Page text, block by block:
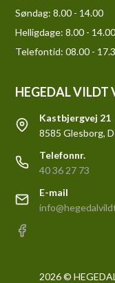
Søndag: 8.00 - 14.00
Helligdage: 8.00 - 14.00
Telefontid: 08.00 -
HEGEDAL VILDT
Kastbjergvej 21
8585 Glesborg,
Telefonnr.
40 36 27 73
E-mail
2026 ©